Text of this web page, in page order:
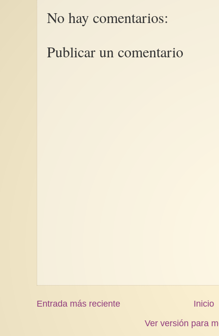
No hay comentarios:
Publicar un comentario
Entrada más reciente
Inicio
Ver versión para